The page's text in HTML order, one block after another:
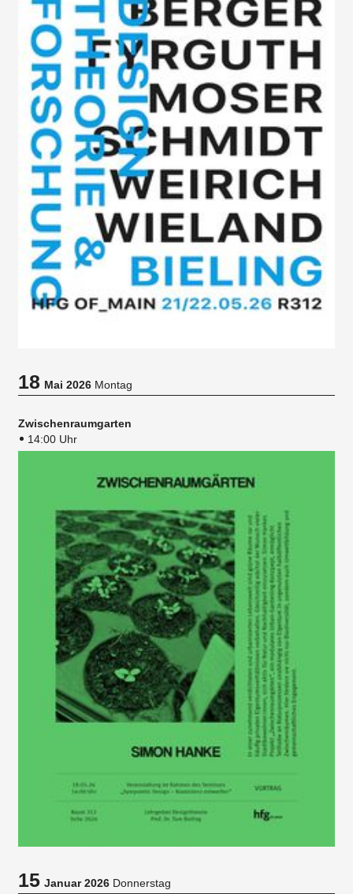
18Mai 2026 Montag
Zwischenraumgarten
14:00 Uhr
15Januar 2026 Donnerstag